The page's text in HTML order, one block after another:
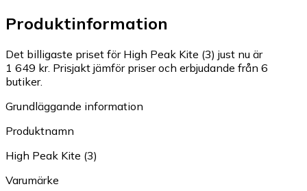
Produktinformation
Det billigaste priset för High Peak Kite (3) just nu är
1 649 kr. Prisjakt jämför priser och erbjudande från 6
butiker.
Grundläggande information
Produktnamn
High Peak Kite (3)
Varumärke